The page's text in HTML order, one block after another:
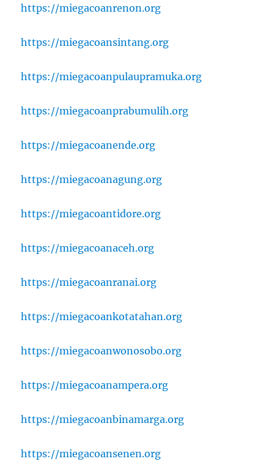
https://miegacoanrenon.org
https://miegacoansintang.org
https://miegacoanpulaupramuka.org
https://miegacoanprabumulih.org
https://miegacoanende.org
https://miegacoanagung.org
https://miegacoantidore.org
https://miegacoanaceh.org
https://miegacoanranai.org
https://miegacoankotatahan.org
https://miegacoanwonosobo.org
https://miegacoanampera.org
https://miegacoanbinamarga.org
https://miegacoansenen.org